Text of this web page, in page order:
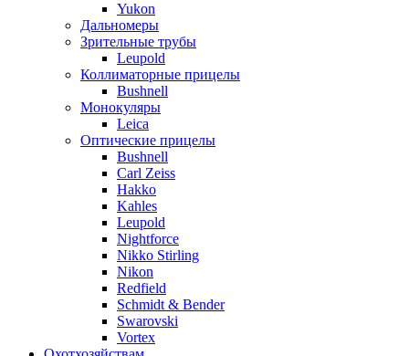
Yukon
Дальномеры
Зрительные трубы
Leupold
Коллиматорные прицелы
Bushnell
Монокуляры
Leica
Оптические прицелы
Bushnell
Carl Zeiss
Hakko
Kahles
Leupold
Nightforce
Nikko Stirling
Nikon
Redfield
Schmidt & Bender
Swarovski
Vortex